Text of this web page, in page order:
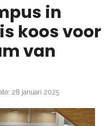
in
koos voor
van
28 januari 2025